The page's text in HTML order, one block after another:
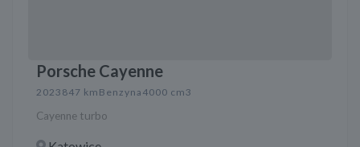
Porsche Cayenne
2023 847 km Benzyna 4000 cm3
Cayenne turbo